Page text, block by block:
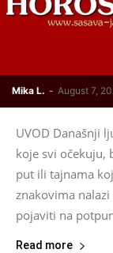
Mika L. - August 7,
UVOD Današnji
koje svi očekuju,
put ili tajnama
znakovima
pojaviti na
Read more